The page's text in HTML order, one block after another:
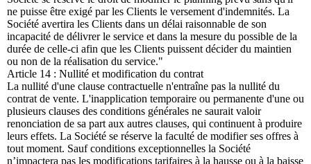
ne puisse être exigé par les Clients le versement d'indemnités. La
Société avertira les Clients dans un délai raisonnable de son
incapacité de délivrer le service et dans la mesure du possible de la
durée de celle-ci afin que les Clients puissent décider du maintien
ou non de la réalisation du service."
Article 14 : Nullité et modification du contrat
La nullité d'une clause contractuelle n'entraîne pas la nullité du
contrat de vente. L'inapplication temporaire ou permanente d'une ou
plusieurs clauses des conditions générales ne saurait valoir
renonciation de sa part aux autres clauses, qui continuent à produire
leurs effets. La Société se réserve la faculté de modifier ses offres à
tout moment. Sauf conditions exceptionnelles la Société
n’impactera pas les modifications tarifaires à la hausse ou à la baisse